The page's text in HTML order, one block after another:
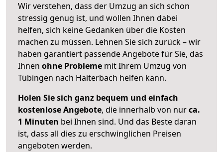
Wir verstehen, dass der Umzug an sich schon
stressig genug ist, und wollen Ihnen dabei
helfen, sich keine Gedanken über die Kosten
machen zu müssen. Lehnen Sie sich zurück – wir
haben garantiert passende Angebote für Sie, das
Ihnen ohne Probleme mit Ihrem Umzug von
Tübingen nach Haiterbach helfen kann.
Holen Sie sich ganz bequem und einfach
kostenlose Angebote, die innerhalb von nurca.
1 Minuten bei Ihnen sind. Und das Beste daran
ist, dass all dies zu erschwinglichen Preisen
angeboten werden.